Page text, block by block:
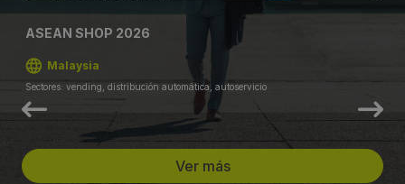
ASEAN SHOP 2026
Malaysia
Sectores: vending, distribución automática, autoservicio
Ver más